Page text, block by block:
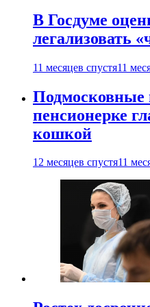
В Госдуме
легализовать
11 месяцев спустя11
Подмосковные
пенсионерке
кошкой
12 месяцев спустя11